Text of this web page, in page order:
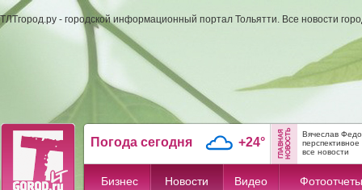
ТЛТгород.ру - городской информационный портал Тольятти. Все новости
Погода сегодня +24°
Вячеслав
все новости
Бизнес Новости Видео Фотоотчеты